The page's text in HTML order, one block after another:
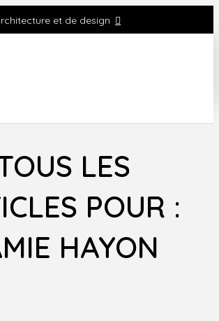
et de design
LES
POUR :
HAYON